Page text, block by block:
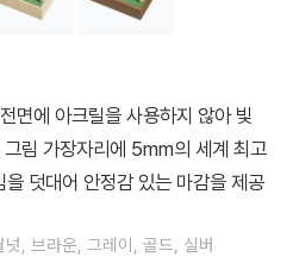
면에 아크릴을 사용하지 않아 빛
림 가장자리에 5mm의 세계 최고
덧대어 안정감 있는 마감을 제공
, 브라운, 그레이, 골드, 실버